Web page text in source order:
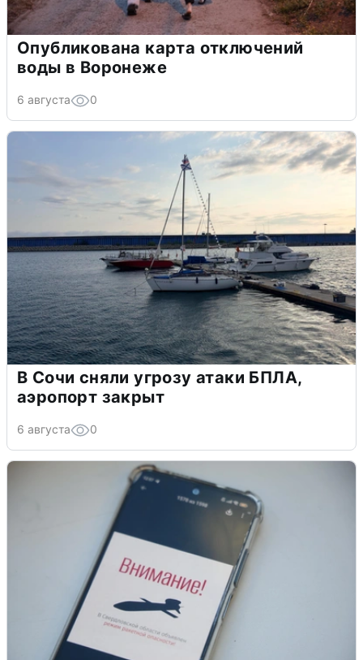
Опубликована карта отключений
воды в Воронеже
6 августа 0
В Сочи сняли угрозу атаки БПЛА,
аэропорт закрыт
6 августа 0